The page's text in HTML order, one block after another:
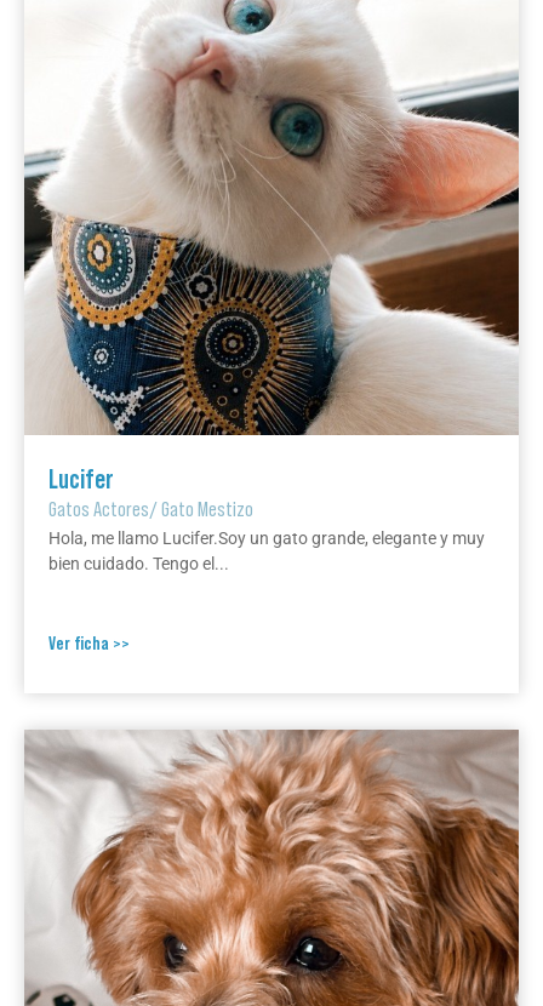
Lucifer
Gatos Actores/Gato Mestizo
Hola, me llamo Lucifer.Soy un gato grande, elegante y muy
bien cuidado. Tengo el...
Ver ficha >>